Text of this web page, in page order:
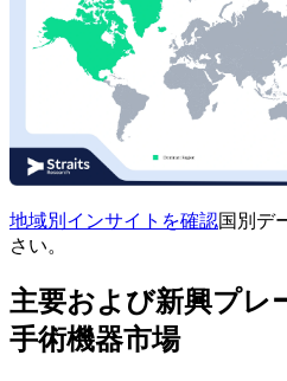
地域別インサイトを確認国別デ
さい。
主要および新興プレ
手術機器市場